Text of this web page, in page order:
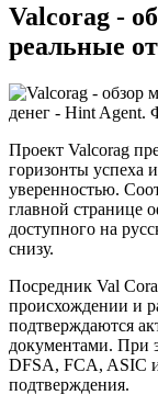
Valcorag -
реальные
Проект Valcorag
горизонты успеха
уверенностью.
главной странице
доступного на
снизу.
Посредник Val
происхождении и
подтверждаются
документами. При
DFSA, FCA, ASIC
подтверждения.